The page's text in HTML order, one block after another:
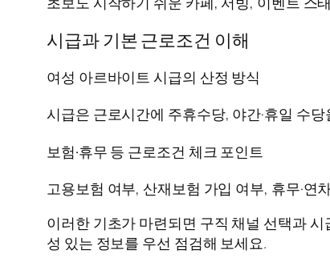
시급과 기본 근로조건 이해
여성 아르바이트 시급의 산정 방식
시급은 근로시간에 주휴수당, 야간·휴일 수
보험·휴무 등 근로조건 체크 포인트
고용보험 여부, 산재보험 가입 여부, 휴무·연
이러한 기초가 마련되면 구직 채널 선택과
성 있는 정보를 우선 점검해 보세요.